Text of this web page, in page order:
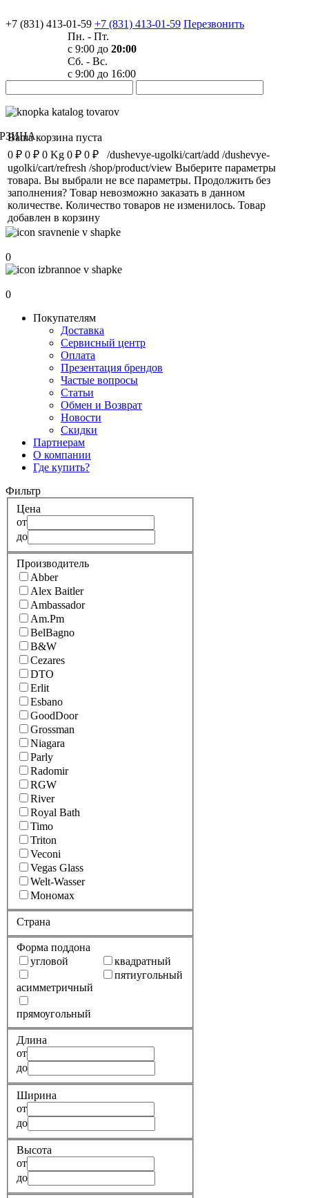
+7 (831) 413-01-59 +7 (831) 413-01-59 Перезвонить
Пн. - Пт.
с 9:00 до 20:00
Сб. - Вс.
с 9:00 до 16:00
Ваша корзина пуста
0 ₽ 0 ₽ 0 Kg 0 ₽ 0 ₽ /dushevye-ugolki/cart/add /dushevye-
ugolki/cart/refresh /shop/product/view Выберите параметры
товара. Вы выбрали не все параметры. Продолжить без
заполнения? Товар невозможно заказать в данном
количестве. Количество товаров не изменилось. Товар
добавлен в корзину
0
0
Покупателям
Доставка
Сервисный центр
Оплата
Презентация брендов
Частые вопросы
Статьи
Обмен и Возврат
Новости
Скидки
Партнерам
О компании
Где купить?
Фильтр
Цена
от
до
Производитель
Abber
Alex Baitler
Ambassador
Am.Pm
BelBagno
B&W
Cezares
DTO
Erlit
Esbano
GoodDoor
Grossman
Niagara
Parly
Radomir
RGW
River
Royal Bath
Timo
Triton
Veconi
Vegas Glass
Welt-Wasser
Мономах
Страна
Форма поддона
угловой
асимметричный
прямоугольный
квадратный
пятиугольный
Длина
от
до
Ширина
от
до
Высота
от
до